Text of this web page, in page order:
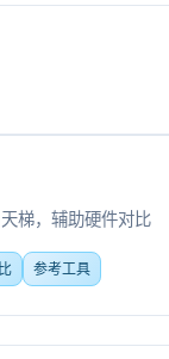
梯，辅助硬件对比
参考工具